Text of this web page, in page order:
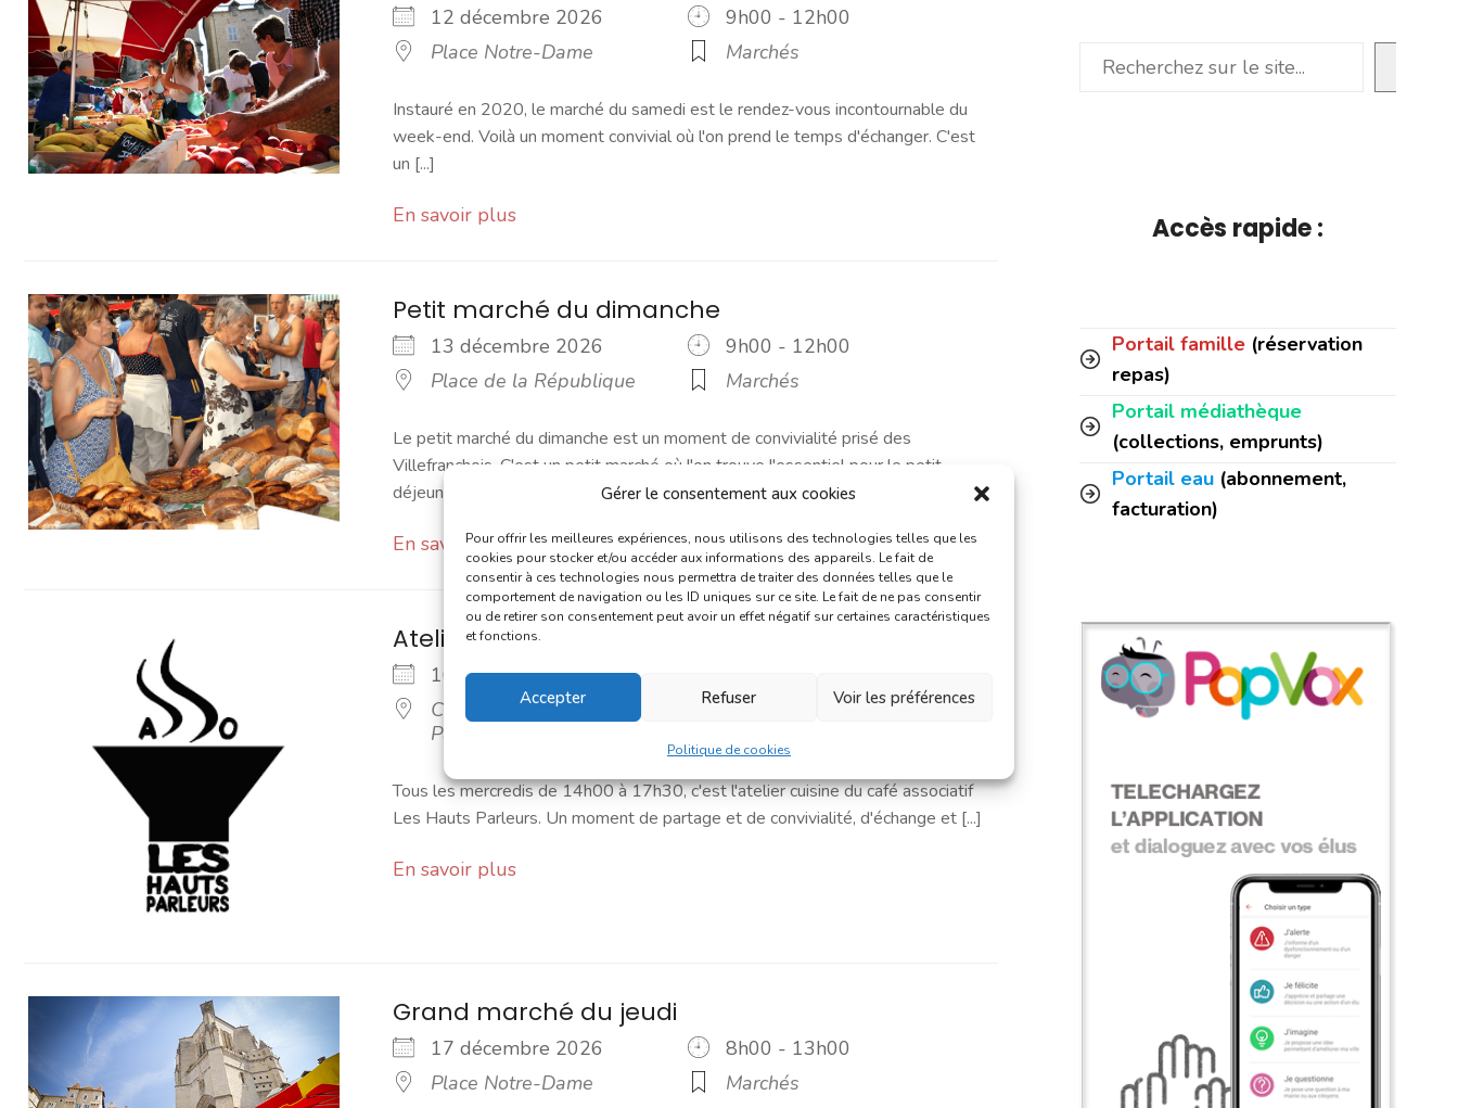
Gérer le consentement aux cookies
Pour offrir les meilleures expériences, nous utilisons des technologies telles que les
cookies pour stocker et/ou accéder aux informations des appareils. Le fait de
consentir à ces technologies nous permettra de traiter des données telles que le
comportement de navigation ou les ID uniques sur ce site. Le fait de ne pas consentir
ou de retirer son consentement peut avoir un effet négatif sur certaines caractéristiques
et fonctions.
Accepter Refuser Voir les préférences
Politique de cookies
12 décembre 2026
9h00 - 12h00
Place Notre-Dame
Marchés
Instauré en 2020, le marché du samedi est le rendez-vous incontournable du
week-end. Voilà un moment convivial où l'on prend le temps d'échanger. C'est
un [...]
En savoir plus
Petit marché du dimanche
13 décembre 2026
9h00 - 12h00
Place de la République
Marchés
Le petit marché du dimanche est un moment de convivialité prisé des
Villefranchois. C'est un petit marché où l'on trouve l'essentiel pour le petit
déjeuner [...]
En savoir plus
Atelier cuisine - Les Hauts Parleurs
16 décembre 2026
Café associatif Les Hauts
Parleurs
Ateliers Social
Tous les mercredis de 14h00 à 17h30, c'est l'atelier cuisine du café associatif
Les Hauts Parleurs. Un moment de partage et de convivialité, d'échange et [...]
En savoir plus
Grand marché du jeudi
17 décembre 2026
8h00 - 13h00
Place Notre-Dame
Marchés
Rechercher
Accès rapide :
Portail famille (réservation
repas)
Portail médiathèque
(collections, emprunts)
Portail eau (abonnement,
facturation)